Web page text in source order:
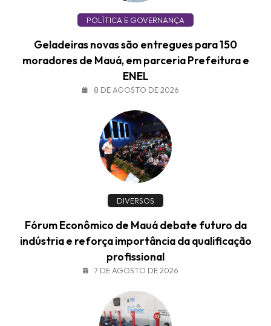
POLÍTICA E GOVERNANÇA
Geladeiras novas são entregues para 150
moradores de Mauá, em parceria Prefeitura e
ENEL
8 DE AGOSTO DE 2026
DIVERSOS
Fórum Econômico de Mauá debate futuro da
indústria e reforça importância da qualificação
profissional
7 DE AGOSTO DE 2026